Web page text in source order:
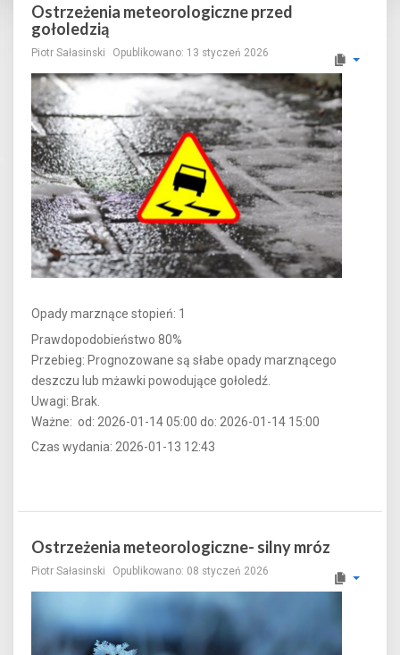
Ostrzeżenia meteorologiczne przed
gołoledzią
Piotr Sałasinski Opublikowano: 13 styczeń 2026
Opady marznące stopień: 1
Prawdopodobieństwo 80%
Przebieg: Prognozowane są słabe opady marznącego
deszczu lub mżawki powodujące gołoledź.
Uwagi: Brak.
Ważne: od: 2026-01-14 05:00 do: 2026-01-14 15:00
Czas wydania: 2026-01-13 12:43
Ostrzeżenia meteorologiczne- silny mróz
Piotr Sałasinski Opublikowano: 08 styczeń 2026